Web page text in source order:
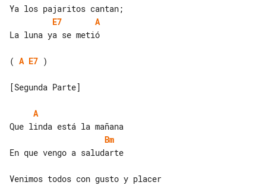
E7
A
La luna ya se metió
( A E7 )
[Segunda Parte]
A
Bm
En que vengo a saludarte